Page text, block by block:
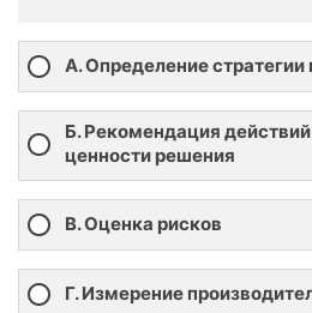
А. Определение
Б. Рекомендация
ценности решения
В. Оценка рисков
Г. Измерение